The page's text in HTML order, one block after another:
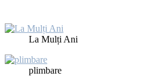
La Mulți Ani
plim­ba­re